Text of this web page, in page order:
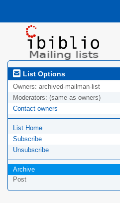
List Options
Owners: archived-mailman-list
Moderators: (same as owners)
Contact owners
List Home
Subscribe
Unsubscribe
Archive
Post